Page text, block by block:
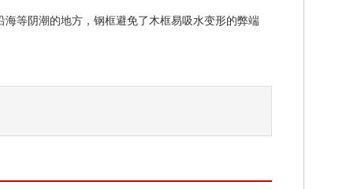
等阴潮的地方，钢框避免了木框易吸水变形的弊端